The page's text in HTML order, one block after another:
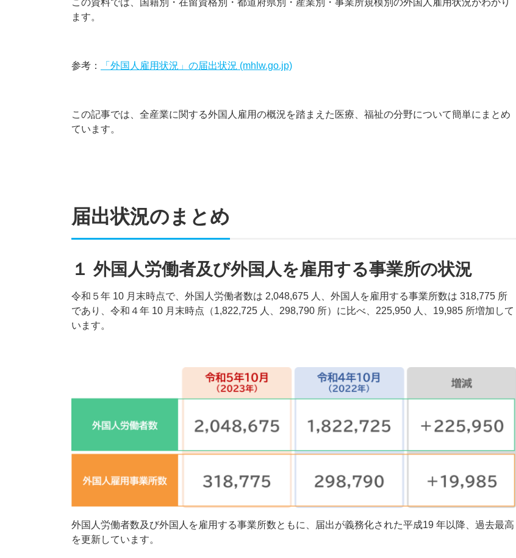
ます。
参考： 「外国人雇用状況」の届出状況 (mhlw.go.jp)
この記事では、全産業に関する外国人雇用の概況を踏まえた医療、福祉の分野について簡単にまとめ
ています。
届出状況のまとめ
１ 外国人労働者及び外国人を雇用する事業所の状況
令和５年 10 月末時点で、外国人労働者数は 2,048,675 人、外国人を雇用する事業所数は 318,775 所
であり、令和４年 10 月末時点（1,822,725 人、298,790 所）に比べ、225,950 人、19,985 所増加して
います。
外国人労働者数及び外国人を雇用する事業所数ともに、届出が義務化された平成19 年以降、過去最高
を更新しています。